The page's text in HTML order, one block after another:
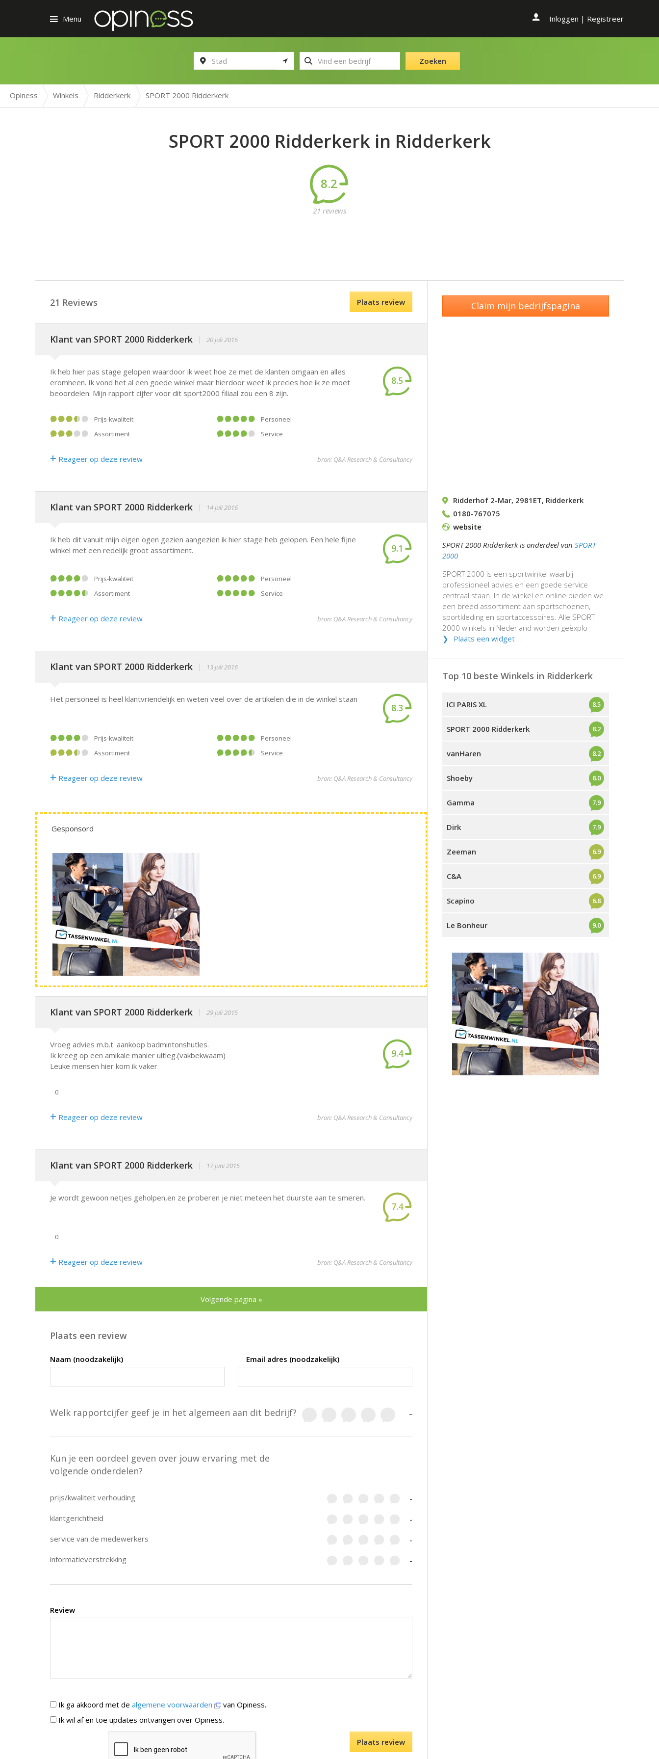
Menu Inloggen | Registreer
Zoeken
Opiness Winkels Ridderkerk SPORT 2000 Ridderkerk
SPORT 2000 Ridderkerk in Ridderkerk
8.2
21 reviews
21 Reviews Plaats review
Klant van SPORT 2000 Ridderkerk | 20 juli 2016
Ik heb hier pas stage gelopen waardoor ik weet hoe ze met de klanten omgaan en alles
eromheen. Ik vond het al een goede winkel maar hierdoor weet ik precies hoe ik ze moet
beoordelen. Mijn rapport cijfer voor dit sport2000 filiaal zou een 8 zijn.
8.5
Prijs-kwaliteit
Personeel
Assortiment
Service
+ Reageer op deze review bron: Q&A Research & Consultancy
Klant van SPORT 2000 Ridderkerk | 14 juli 2016
Ik heb dit vanuit mijn eigen ogen gezien aangezien ik hier stage heb gelopen. Een hele fijne
winkel met een redelijk groot assortiment.
9.1
Prijs-kwaliteit
Personeel
Assortiment
Service
+ Reageer op deze review bron: Q&A Research & Consultancy
Klant van SPORT 2000 Ridderkerk | 13 juli 2016
Het personeel is heel klantvriendelijk en weten veel over de artikelen die in de winkel staan
8.3
Prijs-kwaliteit
Personeel
Assortiment
Service
+ Reageer op deze review bron: Q&A Research & Consultancy
Gesponsord
Klant van SPORT 2000 Ridderkerk | 29 juli 2015
Vroeg advies m.b.t. aankoop badmintonshutles.
Ik kreeg op een amikale manier uitleg.(vakbekwaam)
Leuke mensen hier kom ik vaker
9.4
0
+ Reageer op deze review bron: Q&A Research & Consultancy
Klant van SPORT 2000 Ridderkerk | 17 juni 2015
Je wordt gewoon netjes geholpen,en ze proberen je niet meteen het duurste aan te smeren.
7.4
0
+ Reageer op deze review bron: Q&A Research & Consultancy
Volgende pagina »
Plaats een review
Naam (noodzakelijk) Email adres (noodzakelijk)
Welk rapportcijfer geef je in het algemeen aan dit bedrijf? -
Kun je een oordeel geven over jouw ervaring met de
volgende onderdelen?
prijs/kwaliteit verhouding
-
klantgerichtheid
-
service van de medewerkers
-
informatieverstrekking
-
Review
Ik ga akkoord met de algemene voorwaarden
van Opiness.
Ik wil af en toe updates ontvangen over Opiness.
Claim mijn bedrijfspagina
Ridderhof 2-Mar, 2981ET, Ridderkerk
0180-767075
website
SPORT 2000 Ridderkerk is onderdeel van SPORT
2000
SPORT 2000 is een sportwinkel waarbij
professioneel advies en een goede service
centraal staan. In de winkel en online bieden we
een breed assortiment aan sportschoenen,
sportkleding en sportaccessoires. Alle SPORT
2000 winkels in Nederland worden geëxplo
Plaats een widget
Top 10 beste Winkels in Ridderkerk
ICI PARIS XL 8.5
SPORT 2000 Ridderkerk 8.2
vanHaren 8.2
Shoeby 8.0
Gamma 7.9
Dirk 7.9
Zeeman 6.9
C&A 6.9
Scapino 6.8
Le Bonheur 9.0